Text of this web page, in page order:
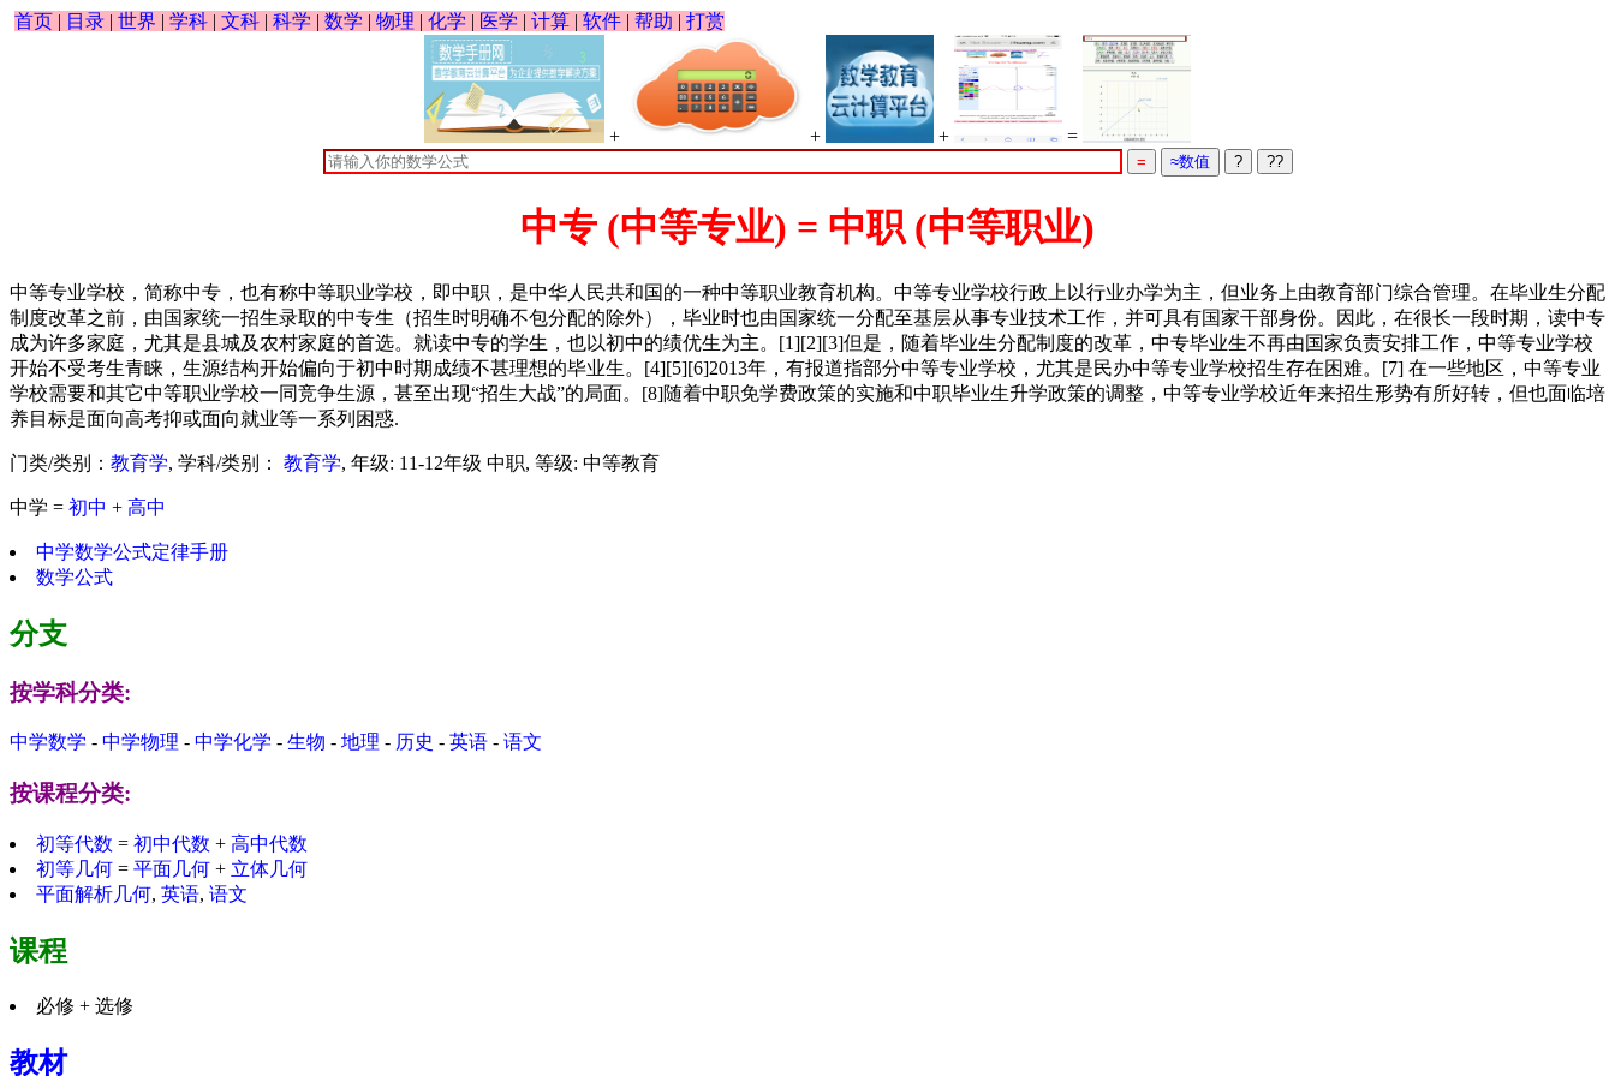
首页 | 目录 | 世界 | 学科 | 文科 | 科学 | 数学 | 物理 | 化学 | 医学 | 计算 | 软件 | 帮助 | 打赏
+ + + =
中专 (中等专业) = 中职 (中等职业)
中等专业学校，简称中专，也有称中等职业学校，即中职，是中华人民共和国的一种中等职业教育机构。中等专业学校行政上以行业办学为主，但业务上由教育部门综合管理。在毕业生分配
制度改革之前，由国家统一招生录取的中专生（招生时明确不包分配的除外），毕业时也由国家统一分配至基层从事专业技术工作，并可具有国家干部身份。因此，在很长一段时期，读中专
成为许多家庭，尤其是县城及农村家庭的首选。就读中专的学生，也以初中的绩优生为主。[1][2][3]但是，随着毕业生分配制度的改革，中专毕业生不再由国家负责安排工作，中等专业学校
开始不受考生青睐，生源结构开始偏向于初中时期成绩不甚理想的毕业生。[4][5][6]2013年，有报道指部分中等专业学校，尤其是民办中等专业学校招生存在困难。[7] 在一些地区，中等专业
学校需要和其它中等职业学校一同竞争生源，甚至出现“招生大战”的局面。[8]随着中职免学费政策的实施和中职毕业生升学政策的调整，中等专业学校近年来招生形势有所好转，但也面临培
养目标是面向高考抑或面向就业等一系列困惑.
门类/类别： 教育学, 学科/类别： 教育学, 年级: 11-12年级 中职, 等级: 中等教育
中学 = 初中 + 高中
中学数学公式定律手册
数学公式
分支
按学科分类:
中学数学 - 中学物理 - 中学化学 - 生物 - 地理 - 历史 - 英语 - 语文
按课程分类:
初等代数 = 初中代数 + 高中代数
初等几何 = 平面几何 + 立体几何
平面解析几何, 英语, 语文
课程
必修 + 选修
教材